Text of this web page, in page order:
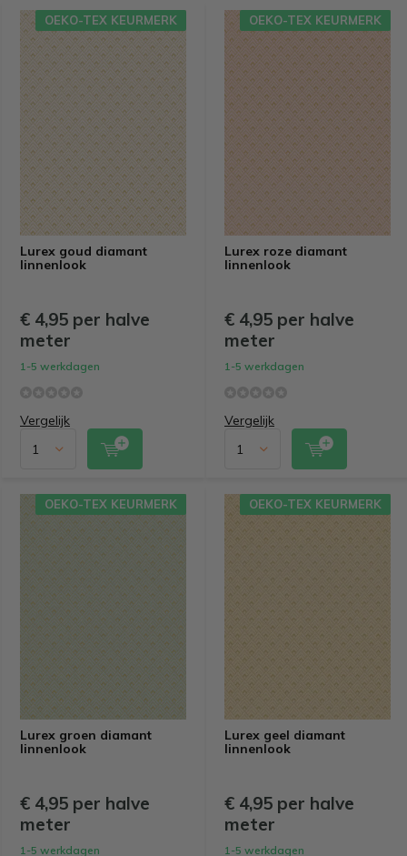
Lurex goud diamant
linnenlook
OEKO-TEX KEURMERK
€ 4,95 per halve
meter
1-5 werkdagen
Vergelijk
Lurex roze diamant
linnenlook
OEKO-TEX KEURMERK
€ 4,95 per halve
meter
1-5 werkdagen
Vergelijk
Lurex groen diamant
linnenlook
OEKO-TEX KEURMERK
€ 4,95 per halve
meter
1-5 werkdagen
Lurex geel diamant
linnenlook
OEKO-TEX KEURMERK
€ 4,95 per halve
meter
1-5 werkdagen